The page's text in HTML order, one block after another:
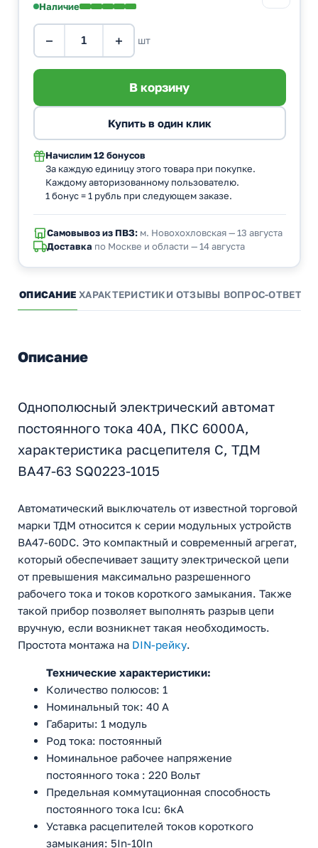
Наличие
− + шт
Начислим 12 бонусов
За каждую единицу этого товара при покупке.
Каждому авторизованному пользователю.
1 бонус = 1 рубль при следующем заказе.
Самовывоз из ПВЗ:м. Новохохловская — 13 августа
Доставка по Москве и области — 14 августа
ОПИСАНИЕ ХАРАКТЕРИСТИКИ ОТЗЫВЫ ВОПРОС-ОТВЕТ
Описание
Однополюсный электрический автомат
постоянного тока 40А, ПКС 6000А,
характеристика расцепителя С, ТДМ
ВА47-63 SQ0223-1015
Автоматический выключатель от известной торговой
марки ТДМ относится к серии модульных устройств
ВА47-60DC. Это компактный и современный агрегат,
который обеспечивает защиту электрической цепи
от превышения максимально разрешенного
рабочего тока и токов короткого замыкания. Также
такой прибор позволяет выполнять разрыв цепи
вручную, если возникнет такая необходимость.
Простота монтажа на DIN-рейку.
Технические характеристики:
Количество полюсов: 1
Номинальный ток: 40 А
Габариты: 1 модуль
Род тока: постоянный
Номинальное рабочее напряжение
постоянного тока : 220 Вольт
Предельная коммутационная способность
постоянного тока Icu: 6кА
Уставка расцепителей токов короткого
замыкания: 5In-10In